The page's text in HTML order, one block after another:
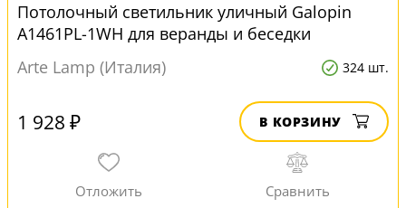
Потолочный светильник уличный Galopin
A1461PL-1WH для веранды и беседки
Arte Lamp (Италия)
324 шт.
1 928 ₽ В КОРЗИНУ